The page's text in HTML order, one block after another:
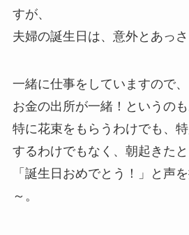
すが、
夫婦の誕生日は、意外とあっ
一緒に仕事をしていますので、
お金の出所が一緒！というのも
特に花束をもらうわけでも、
するわけでもなく、朝起きたと
「誕生日おめでとう！」と声
～。